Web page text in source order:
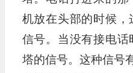
机放在头部的时候
信号。当没有接电
塔的信号。这种信号